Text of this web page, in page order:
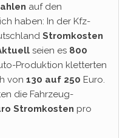
auf den
haben: In der Kfz-
Stromkosten
seien es 800
Produktion kletterten
von 130 auf 250 Euro.
die Fahrzeug-
Stromkosten pro